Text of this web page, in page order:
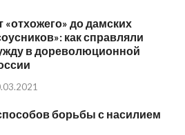
«отхожего» до дамских
как справляли
в дореволюционной
борьбы с насилием